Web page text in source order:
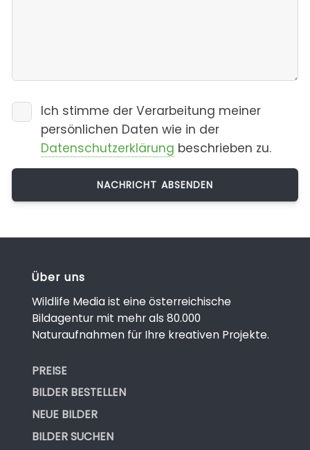
Ich stimme der Verarbeitung meiner
persönlichen Daten wie in der
Datenschutzerklärung beschrieben zu.
Über uns
Wildlife Media ist eine österreichische
Bildagentur mit mehr als 80.000
Naturaufnahmen für Ihre kreativen Projekte.
PREISE
BILDER BESTELLEN
NEUE BILDER
BILDER SUCHEN